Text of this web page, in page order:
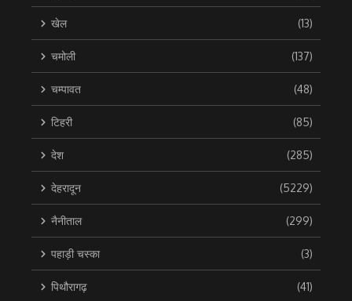
खेल (13)
चमोली (137)
चम्पावत (48)
टिहरी (85)
देश (285)
देहरादून (5229)
नैनीताल (299)
पहाड़ी चस्का (3)
पिथौरागढ़ (41)